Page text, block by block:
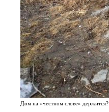
Дом на «честном слове» держится?